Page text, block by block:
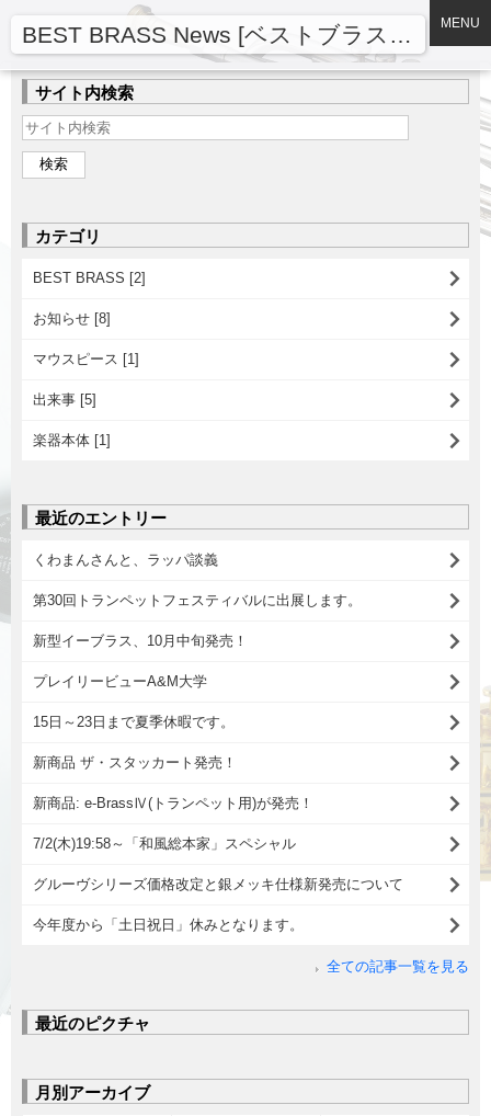
BEST BRASS News [ベストブラスニュース] MENU
サイト内検索
カテゴリ
BEST BRASS [2]
お知らせ [8]
マウスピース [1]
出来事 [5]
楽器本体 [1]
最近のエントリー
くわまんさんと、ラッパ談義
第30回トランペットフェスティバルに出展します。
新型イーブラス、10月中旬発売！
プレイリービューA&M大学
15日～23日まで夏季休暇です。
新商品 ザ・スタッカート発売！
新商品: e-BrassⅣ(トランペット用)が発売！
7/2(木)19:58～「和風総本家」スペシャル
グルーヴシリーズ価格改定と銀メッキ仕様新発売について
今年度から「土日祝日」休みとなります。
全ての記事一覧を見る
最近のピクチャ
月別アーカイブ